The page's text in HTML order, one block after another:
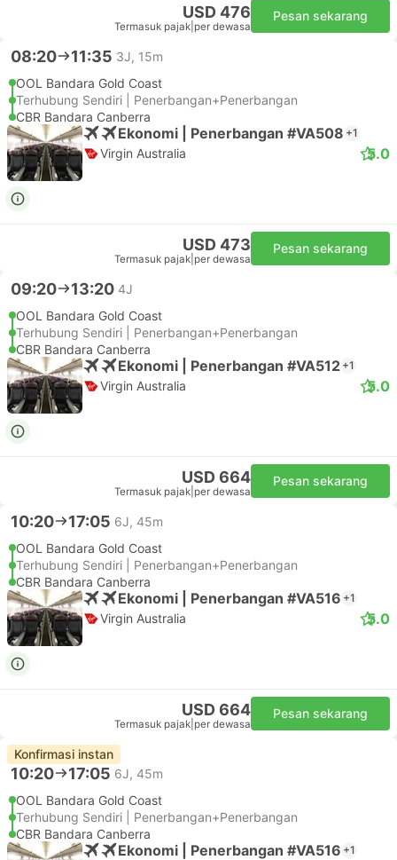
USD 476
Termasuk pajak per dewasa
Pesan sekarang
08:20 11:35 3J, 15m
OOL Bandara Gold Coast
Terhubung Sendiri | Penerbangan+Penerbangan
CBR Bandara Canberra
Ekonomi | Penerbangan #VA508 +1
Virgin Australia 5.0
USD 473
Termasuk pajak per dewasa
Pesan sekarang
09:20 13:20 4J
OOL Bandara Gold Coast
Terhubung Sendiri | Penerbangan+Penerbangan
CBR Bandara Canberra
Ekonomi | Penerbangan #VA512 +1
Virgin Australia 5.0
USD 664
Termasuk pajak per dewasa
Pesan sekarang
10:20 17:05 6J, 45m
OOL Bandara Gold Coast
Terhubung Sendiri | Penerbangan+Penerbangan
CBR Bandara Canberra
Ekonomi | Penerbangan #VA516 +1
Virgin Australia 5.0
USD 664
Termasuk pajak per dewasa
Pesan sekarang
Konfirmasi instan
10:20 17:05 6J, 45m
OOL Bandara Gold Coast
Terhubung Sendiri | Penerbangan+Penerbangan
CBR Bandara Canberra
Ekonomi | Penerbangan #VA516 +1